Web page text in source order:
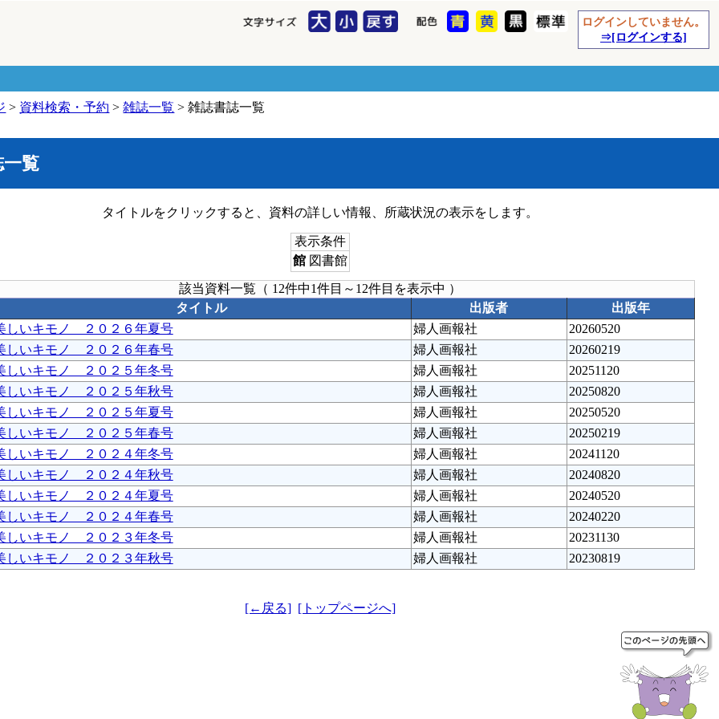
ログインしていません。
⇒[ログインする]
> 資料検索・予約 >雑誌一覧 > 雑誌書誌一覧
一覧
タイトルをクリックすると、資料の詳しい情報、所蔵状況の表示をします。
表示条件
館 図書館
該当資料一覧（ 12件中1件目～12件目を表示中 ）
タイトル
出版者
出版年
しいキモノ ２０２６年夏号
婦人画報社
20260520
しいキモノ ２０２６年春号
婦人画報社
20260219
しいキモノ ２０２５年冬号
婦人画報社
20251120
しいキモノ ２０２５年秋号
婦人画報社
20250820
しいキモノ ２０２５年夏号
婦人画報社
20250520
しいキモノ ２０２５年春号
婦人画報社
20250219
しいキモノ ２０２４年冬号
婦人画報社
20241120
しいキモノ ２０２４年秋号
婦人画報社
20240820
しいキモノ ２０２４年夏号
婦人画報社
20240520
しいキモノ ２０２４年春号
婦人画報社
20240220
しいキモノ ２０２３年冬号
婦人画報社
20231130
しいキモノ ２０２３年秋号
婦人画報社 20230819
[←戻る] [トップページへ]